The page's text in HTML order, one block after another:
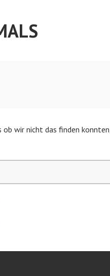
ob wir nicht das finden